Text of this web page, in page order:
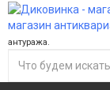
магазин
антуража.